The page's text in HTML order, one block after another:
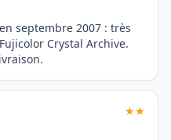
septembre 2007 : très
Crystal Archive.
★★